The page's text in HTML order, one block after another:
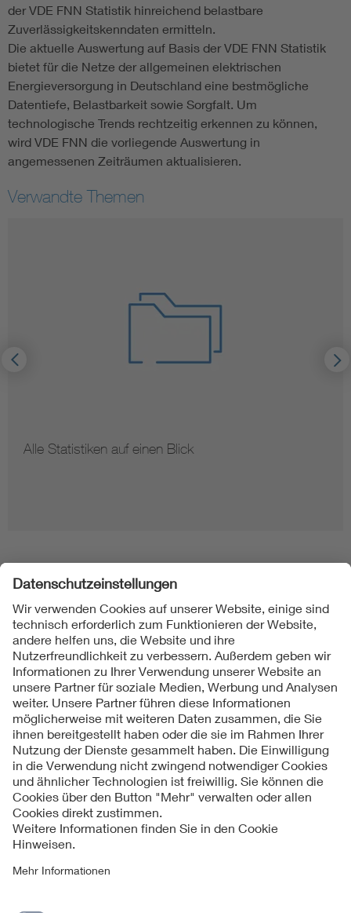
der VDE FNN Statistik hinreichend belastbare
Zuverlässigkeitskenndaten ermitteln.
Die aktuelle Auswertung auf Basis der VDE FNN Statistik
bietet für die Netze der allgemeinen elektrischen
Energieversorgung in Deutschland eine bestmögliche
Datentiefe, Belastbarkeit sowie Sorgfalt. Um
technologische Trends rechtzeitig erkennen zu können,
wird VDE FNN die vorliegende Auswertung in
angemessenen Zeiträumen aktualisieren.
Verwandte Themen
Alle Statistiken auf einen Blick
Folgen Sie uns
Kontakte
Service
Impressum
Datenschutzinformationen
Cookie Hinweise